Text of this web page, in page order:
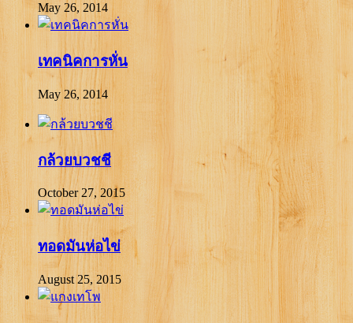
May 26, 2014
เทคนิคการหั่น
May 26, 2014
กล้วยบวชชี
October 27, 2015
ทอดมันห่อไข่
August 25, 2015